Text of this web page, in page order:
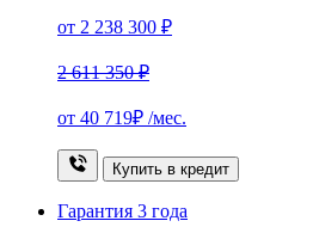
от 2 238 300 ₽
2 611 350 ₽
от 40 719₽ /мес.
Купить в кредит
Гарантия 3 года